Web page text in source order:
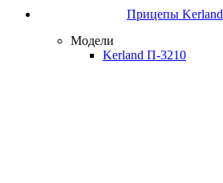
Прицепы Kerland
Модели
Kerland П-3210